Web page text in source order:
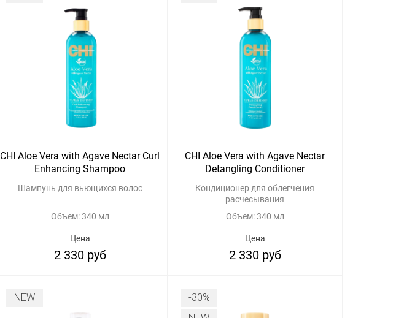
CHI Aloe Vera with Agave Nectar Curl
Enhancing Shampoo
Шампунь для вьющихся волос
Объем: 340 мл
Цена
2 330 руб
CHI Aloe Vera with Agave Nectar
Detangling Conditioner
Кондиционер для облегчения
расчесывания
Объем: 340 мл
Цена
2 330 руб
NEW
-30%